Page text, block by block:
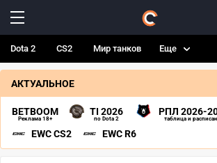
Dota 2 CS2 Мир танков Еще
АКТУАЛЬНОЕ
BETBOOM
Реклама 18+
TI 2026
по Dota 2
РПЛ 2026-
таблица и
EWC CS2 EWC R6